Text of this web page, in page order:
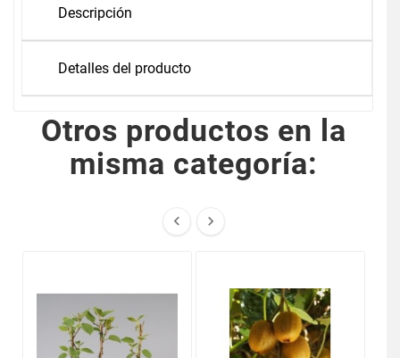
Descripción
Detalles del producto
Otros productos en la
misma categoría:
 